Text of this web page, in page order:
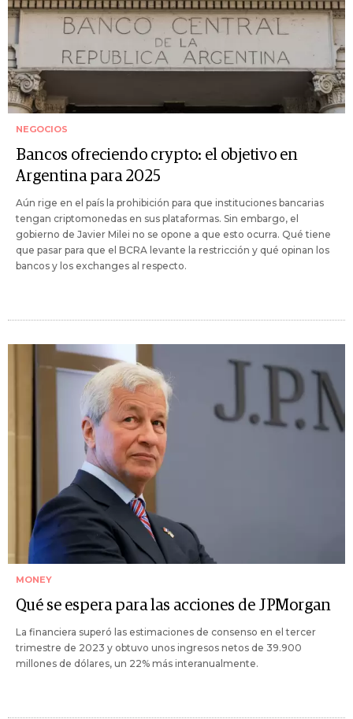
NEGOCIOS
Bancos ofreciendo crypto: el objetivo en
Argentina para 2025
Aún rige en el país la prohibición para que instituciones bancarias
tengan criptomonedas en sus plataformas. Sin embargo, el
gobierno de Javier Milei no se opone a que esto ocurra. Qué tiene
que pasar para que el BCRA levante la restricción y qué opinan los
bancos y los exchanges al respecto.
MONEY
Qué se espera para las acciones de JPMorgan
La financiera superó las estimaciones de consenso en el tercer
trimestre de 2023 y obtuvo unos ingresos netos de 39.900
millones de dólares, un 22% más interanualmente.